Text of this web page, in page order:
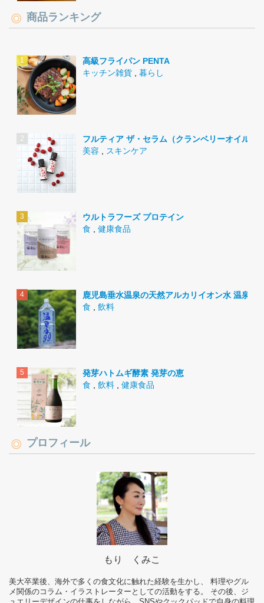
商品ランキング
高級フライパン PENTA
キッチン雑貨
暮らし
フルティア ザ・セラム（クランベリーオイル）
美容
スキンケア
ウルトラフーズ プロテイン
食
健康食品
鹿児島垂水温泉の天然アルカリイオン水 温泉水
食
飲料
発芽ハトムギ酵素 発芽の恵
食
飲料 健康食品
プロフィール
もり くみこ
美大卒業後、海外で多くの食文化に触れた経験を生かし、 料理やグル
メ関係のコラム・イラストレーターとしての活動をする。 その後、ジ